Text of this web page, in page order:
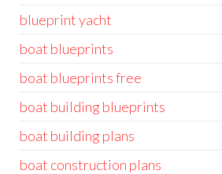
blueprint yacht
boat blueprints
boat blueprints free
boat building blueprints
boat building plans
boat construction plans